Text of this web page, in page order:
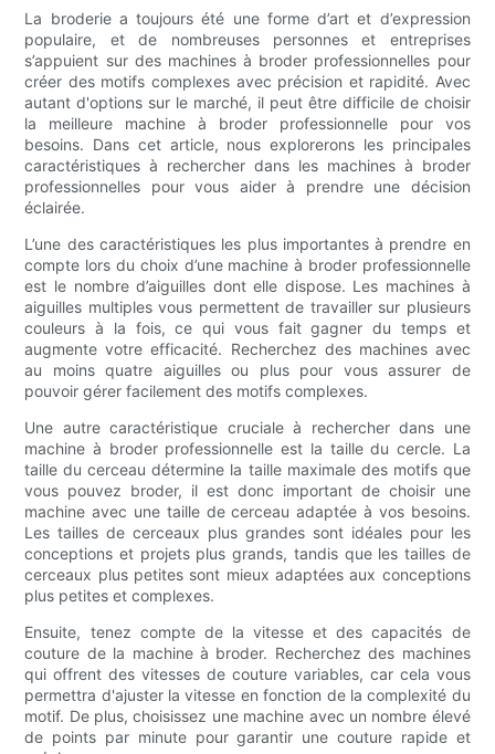
La broderie a toujours été une forme d’art et d’expression
populaire, et de nombreuses personnes et entreprises
s’appuient sur des machines à broder professionnelles pour
créer des motifs complexes avec précision et rapidité. Avec
autant d'options sur le marché, il peut être difficile de choisir
la meilleure machine à broder professionnelle pour vos
besoins. Dans cet article, nous explorerons les principales
caractéristiques à rechercher dans les machines à broder
professionnelles pour vous aider à prendre une décision
éclairée.
L’une des caractéristiques les plus importantes à prendre en
compte lors du choix d’une machine à broder professionnelle
est le nombre d’aiguilles dont elle dispose. Les machines à
aiguilles multiples vous permettent de travailler sur plusieurs
couleurs à la fois, ce qui vous fait gagner du temps et
augmente votre efficacité. Recherchez des machines avec
au moins quatre aiguilles ou plus pour vous assurer de
pouvoir gérer facilement des motifs complexes.
Une autre caractéristique cruciale à rechercher dans une
machine à broder professionnelle est la taille du cercle. La
taille du cerceau détermine la taille maximale des motifs que
vous pouvez broder, il est donc important de choisir une
machine avec une taille de cerceau adaptée à vos besoins.
Les tailles de cerceaux plus grandes sont idéales pour les
conceptions et projets plus grands, tandis que les tailles de
cerceaux plus petites sont mieux adaptées aux conceptions
plus petites et complexes.
Ensuite, tenez compte de la vitesse et des capacités de
couture de la machine à broder. Recherchez des machines
qui offrent des vitesses de couture variables, car cela vous
permettra d'ajuster la vitesse en fonction de la complexité du
motif. De plus, choisissez une machine avec un nombre élevé
de points par minute pour garantir une couture rapide et